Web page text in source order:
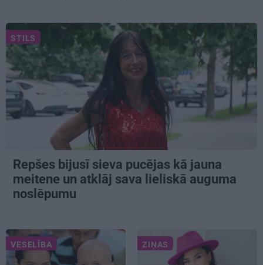
STILS
Repšes bijusī sieva pucējas kā jauna
meitene un atklāj sava lieliskā auguma
noslēpumu
VESELĪBA ZIŅAS